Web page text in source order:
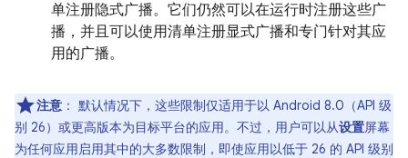
单注册隐式广播。它们仍然可以在运行时注册这些广
播，并且可以使用清单注册显式广播和专门针对其应
用的广播。
注意 ： 默认情况下，这些限制仅适用于以 Android 8.0（API 级
别 26）或更高版本为目标平台的应用。不过，用户可以从设置屏幕
为任何应用启用其中的大多数限制，即使应用以低于 26 的 API 级别